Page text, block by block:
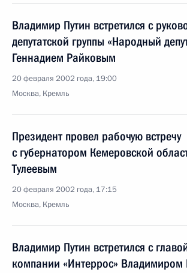
Владимир Путин встретился с
депутатской группы «Народный
Геннадием Райковым
20 февраля 2002 года, 19:00
Москва, Кремль
Президент провел рабочую встречу
с губернатором Кемеровской
Тулеевым
20 февраля 2002 года, 17:15
Москва, Кремль
Владимир Путин встретился с
компании «Интеррос»